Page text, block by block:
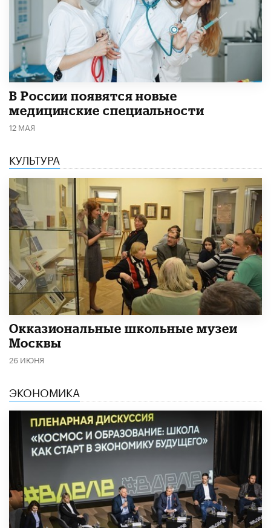
В России появятся новые
медицинские специальности
12 МАЯ
КУЛЬТУРА
​Окказиональные школьные музеи
Москвы
26 ИЮНЯ
ЭКОНОМИКА